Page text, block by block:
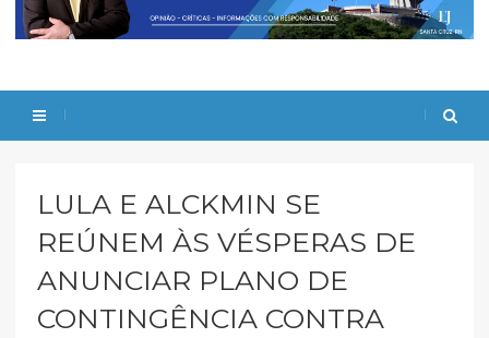
LULA E ALCKMIN SE
REÚNEM ÀS VÉSPERAS DE
ANUNCIAR PLANO DE
CONTINGÊNCIA CONTRA